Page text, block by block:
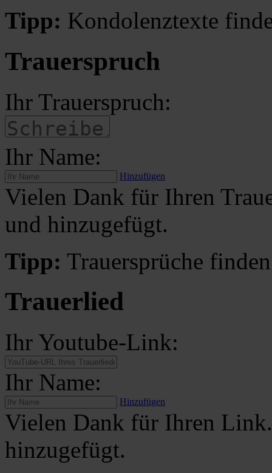
Tipp: Kondolenztexte
Trauerspruch
Ihr Trauerspruch:
Ihr Name:
Hinzufügen
Vielen Dank für Ihren
und hinzugefügt.
Tipp: Trauersprüche
Trauerlied
Ihr Youtube-Link:
Ihr Name:
Hinzufügen
Vielen Dank für Ihren
hinzugefügt.